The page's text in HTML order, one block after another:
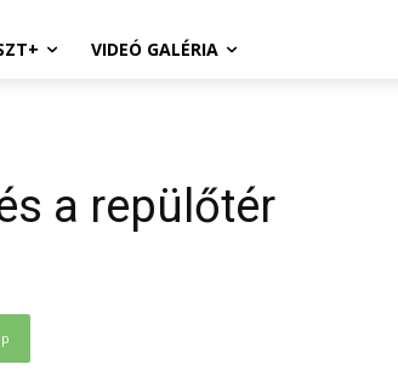
VIDEÓ GALÉRIA
a repülőtér